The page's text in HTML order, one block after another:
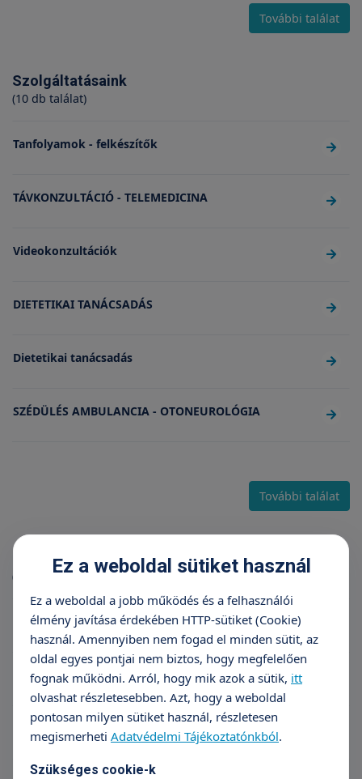
További találat
Szolgáltatásaink
(10 db találat)
Tanfolyamok - felkészítők
TÁVKONZULTÁCIÓ - TELEMEDICINA
Videokonzultációk
DIETETIKAI TANÁCSADÁS
Dietetikai tanácsadás
SZÉDÜLÉS AMBULANCIA - OTONEUROLÓGIA
További találat
Karrier
(10 db találat)
Általános jelentkezés
Belgyógyász szakorvos Veszprém
Klinikai gyermek-szakpszichológus
Ez a weboldal sütiket használ
Ez a weboldal a jobb működés és a felhasználói
élmény javítása érdekében HTTP-sütiket (Cookie)
használ. Amennyiben nem fogad el minden sütit, az
oldal egyes pontjai nem biztos, hogy megfelelően
fognak működni. Arról, hogy mik azok a sütik, itt
olvashat részletesebben. Azt, hogy a weboldal
pontosan milyen sütiket használ, részletesen
megismerheti Adatvédelmi Tájékoztatónkból.
Szükséges cookie-k